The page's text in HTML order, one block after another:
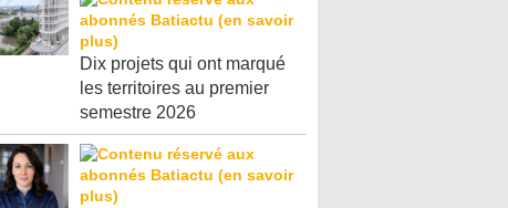
Dix projets qui ont marqué
les territoires au premier
semestre 2026